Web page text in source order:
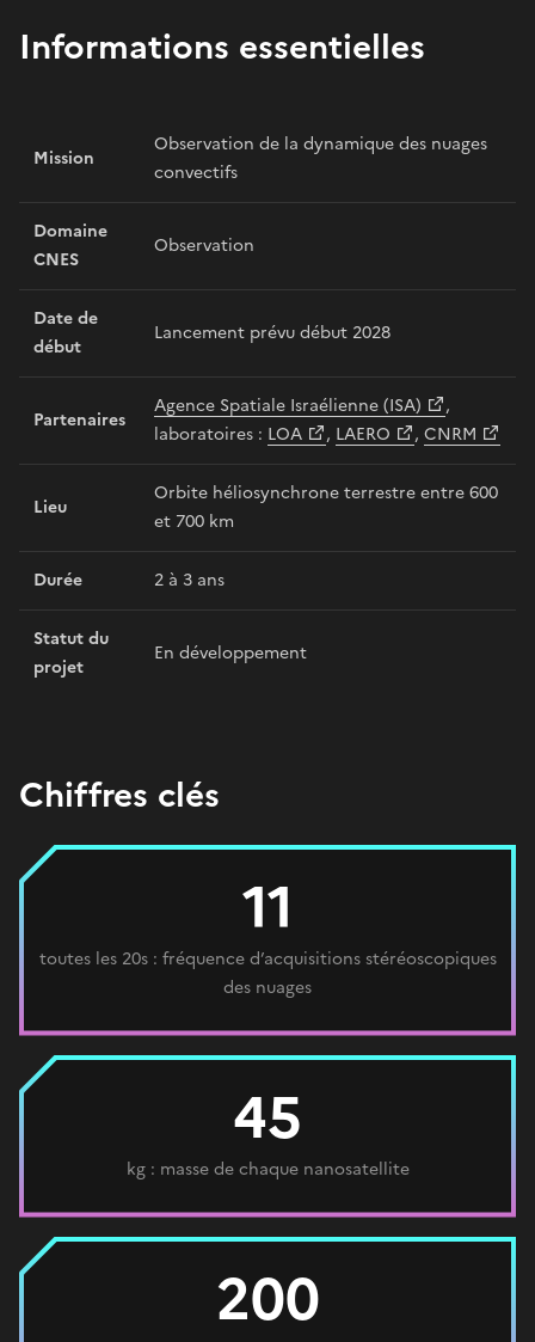
Informations essentielles
Mission
Observation de la dynamique des nuages
convectifs
Domaine
CNES
Observation
Date de
début
Lancement prévu début 2028
Partenaires
Agence Spatiale Israélienne (ISA)
,
laboratoires : LOA , LAERO , CNRM
Lieu
Orbite héliosynchrone terrestre entre 600
et 700 km
Durée 2 à 3 ans
Statut du
projet
En développement
Chiffres clés
11
toutes les 20s : fréquence d’acquisitions stéréoscopiques
des nuages
45
kg : masse de chaque nanosatellite
200